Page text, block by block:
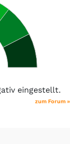
eingestellt.
zum Forum »